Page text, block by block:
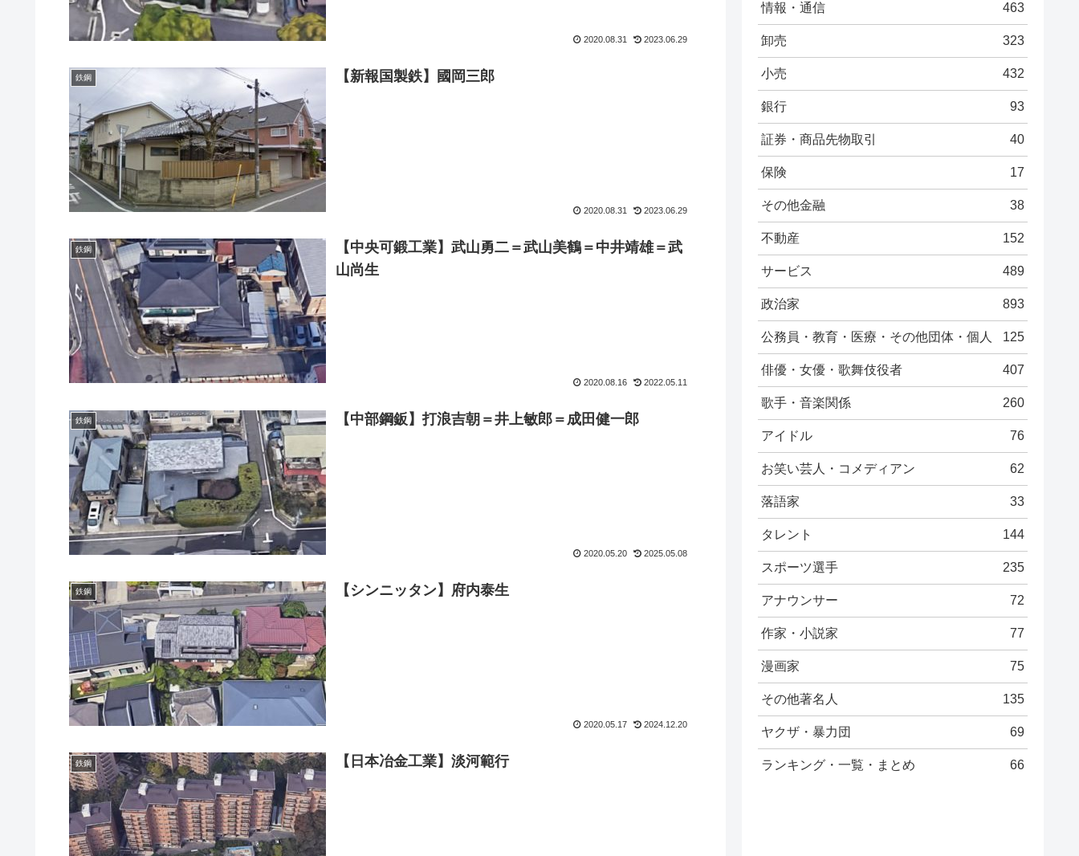
2020.08.31 2023.06.29
鉄鋼 【新報国製鉄】國岡三郎
2020.08.31 2023.06.29
鉄鋼
【中央可鍛工業】武山勇二＝武山美鶴＝中井靖雄＝武
山尚生
2020.08.16 2022.05.11
鉄鋼 【中部鋼鈑】打浪吉朝＝井上敏郎＝成田健一郎
2020.05.20 2025.05.08
鉄鋼 【シンニッタン】府内泰生
2020.05.17 2024.12.20
鉄鋼 【日本冶金工業】淡河範行
情報・通信 463
卸売 323
小売 432
銀行 93
証券・商品先物取引 40
保険 17
その他金融 38
不動産 152
サービス 489
政治家 893
公務員・教育・医療・その他団体・個人 125
俳優・女優・歌舞伎役者 407
歌手・音楽関係 260
アイドル 76
お笑い芸人・コメディアン 62
落語家 33
タレント 144
スポーツ選手 235
アナウンサー 72
作家・小説家 77
漫画家 75
その他著名人 135
ヤクザ・暴力団 69
ランキング・一覧・まとめ 66